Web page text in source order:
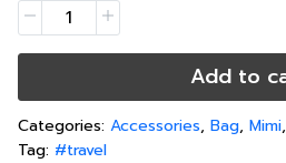
Add to
Categories: Accessories, Bag, Mimi,
Tag: #travel